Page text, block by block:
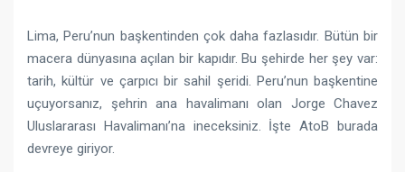
Lima, Peru’nun başkentinden çok daha fazlasıdır. Bütün bir
macera dünyasına açılan bir kapıdır. Bu şehirde her şey var:
tarih, kültür ve çarpıcı bir sahil şeridi. Peru’nun başkentine
uçuyorsanız, şehrin ana havalimanı olan Jorge Chavez
Uluslararası Havalimanı’na ineceksiniz. İşte AtoB burada
devreye giriyor.